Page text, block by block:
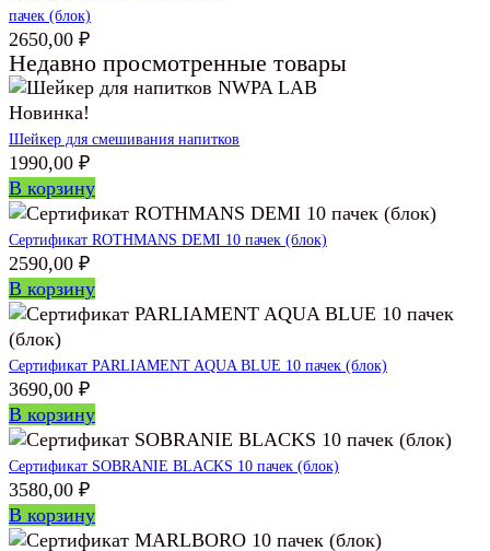
пачек (блок)
2650,00 ₽
Недавно просмотренные товары
Новинка!
Шейкер для смешивания напитков
1990,00 ₽
В корзину
Сертификат ROTHMANS DEMI 10 пачек (блок)
2590,00 ₽
В корзину
Сертификат PARLIAMENT AQUA BLUE 10 пачек (блок)
3690,00 ₽
В корзину
Сертификат SOBRANIE BLACKS 10 пачек (блок)
3580,00 ₽
В корзину